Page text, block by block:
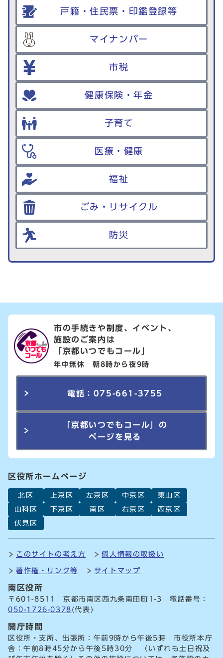
戸籍・住民票・印鑑登録等
マイナンバー
市税
健康保険・年金
子育て
医療・健康
福祉
ごみ・リサイクル
防災
市の手続きや制度、イベント、
施設のご案内は
「京都いつでもコール」
年中無休 朝8時から夜9時
電話：075-661-3755
「京都いつでもコール」の
ページを見る
区役所ホームページ
北区 上京区 左京区 中京区
東山区
山科区
下京区 南区 右京区
西京区
伏見区
このサイトの考え方 個人情報の取扱い
著作権・リンク等 サイトマップ
南区役所
〒601-8511 京都市南区西九条南田町1-3 電話番号：
050-1726-0378 (代表)
開庁時間
区役所・支所、出張所：午前9時から午後5時 市役所本庁
舎：午前8時45分から午後5時30分 （いずれも土日祝及